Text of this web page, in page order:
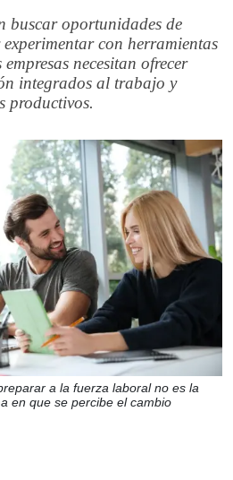
buscar oportunidades de
con herramientas
necesitan ofrecer
integrados al trabajo y
productivos.
a la fuerza laboral no es la
en que se percibe el cambio